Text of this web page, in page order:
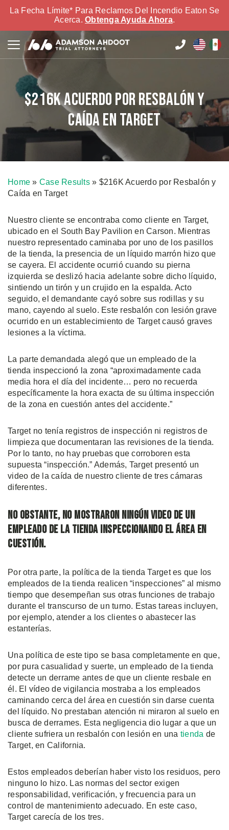
La Fecha Límite* Para Reclamos Del Incendio Eaton Se
Acerca. Obtenga Ayuda Ahora.
$216K Acuerdo por Resbalón y
Caída en Target
Home » Case Results» $216K Acuerdo por Resbalón y
Caída en Target
Nuestro cliente se encontraba como cliente en Target,
ubicado en el South Bay Pavilion en Carson. Mientras
nuestro representado caminaba por uno de los pasillos
de la tienda, la presencia de un líquido marrón hizo que
se cayera. El accidente ocurrió cuando su pierna
izquierda se deslizó hacia adelante sobre dicho líquido,
sintiendo un tirón y un crujido en la espalda. Acto
seguido, el demandante cayó sobre sus rodillas y su
mano, cayendo al suelo. Este resbalón con lesión grave
ocurrido en un establecimiento de Target causó graves
lesiones a la víctima.
La parte demandada alegó que un empleado de la
tienda inspeccionó la zona “aproximadamente cada
media hora el día del incidente… pero no recuerda
específicamente la hora exacta de su última inspección
de la zona en cuestión antes del accidente.”
Target no tenía registros de inspección ni registros de
limpieza que documentaran las revisiones de la tienda.
Por lo tanto, no hay pruebas que corroboren esta
supuesta “inspección.” Además, Target presentó un
video de la caída de nuestro cliente de tres cámaras
diferentes.
No obstante, no mostraron ningún video de un
empleado de la tienda inspeccionando el área en
cuestión.
Por otra parte, la política de la tienda Target es que los
empleados de la tienda realicen “inspecciones” al mismo
tiempo que desempeñan sus otras funciones de trabajo
durante el transcurso de un turno. Estas tareas incluyen,
por ejemplo, atender a los clientes o abastecer las
estanterías.
Una política de este tipo se basa completamente en que,
por pura casualidad y suerte, un empleado de la tienda
detecte un derrame antes de que un cliente resbale en
él. El vídeo de vigilancia mostraba a los empleados
caminando cerca del área en cuestión sin darse cuenta
del líquido. No prestaban atención ni miraron al suelo en
busca de derrames. Esta negligencia dio lugar a que un
cliente sufriera un resbalón con lesión en una tienda de
Target, en California.
Estos empleados deberían haber visto los residuos, pero
ninguno lo hizo. Las normas del sector exigen
responsabilidad, verificación, y frecuencia para un
control de mantenimiento adecuado. En este caso,
Target carecía de los tres.